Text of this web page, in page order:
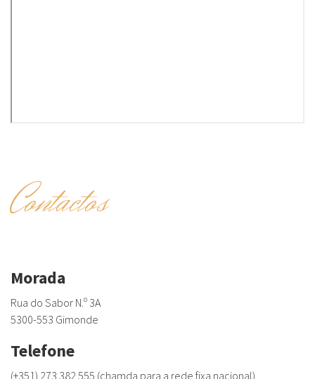
Contactos
Morada
Rua do Sabor N.º 3A
5300-553 Gimonde
Telefone
(+351) 273 382 555 (chamda para a rede fixa nacional)